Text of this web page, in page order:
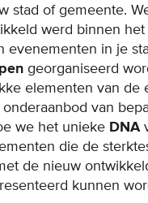
stad of gemeente.
werd binnen
evenementen in je
georganiseerd
elementen van
van
we het unieke DNA
die de
de nieuw
kunnen